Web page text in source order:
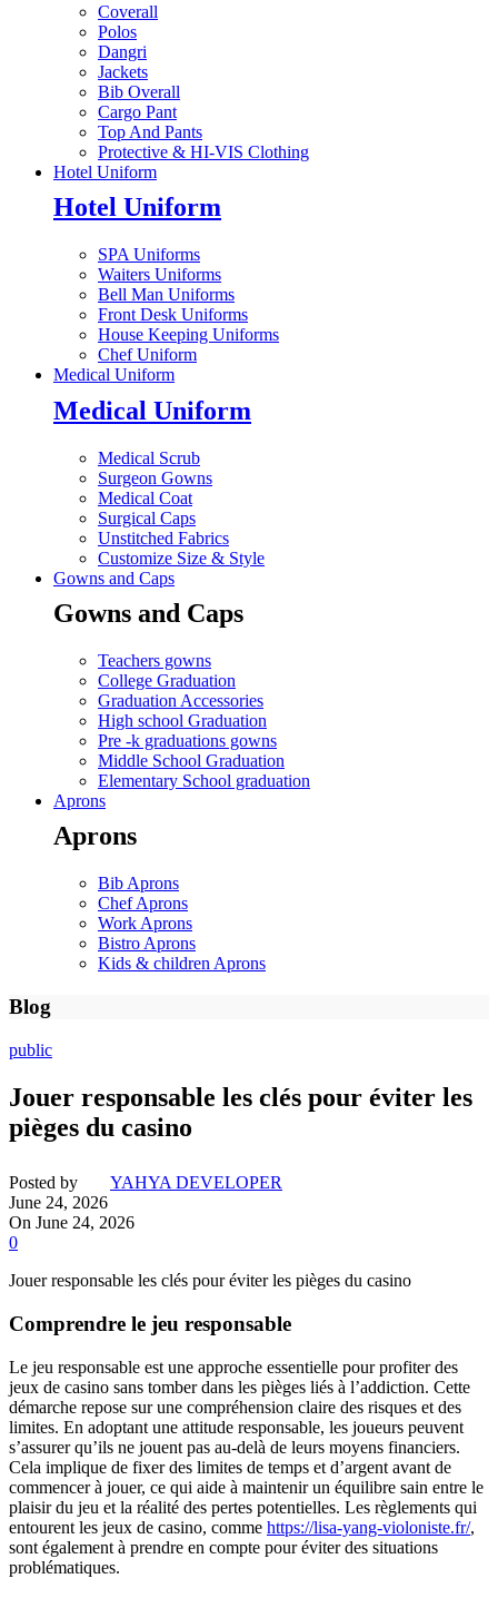
Coverall
Polos
Dangri
Jackets
Bib Overall
Cargo Pant
Top And Pants
Protective & HI-VIS Clothing
Hotel Uniform
Hotel Uniform
SPA Uniforms
Waiters Uniforms
Bell Man Uniforms
Front Desk Uniforms
House Keeping Uniforms
Chef Uniform
Medical Uniform
Medical Uniform
Medical Scrub
Surgeon Gowns
Medical Coat
Surgical Caps
Unstitched Fabrics
Customize Size & Style
Gowns and Caps
Gowns and Caps
Teachers gowns
College Graduation
Graduation Accessories
High school Graduation
Pre -k graduations gowns
Middle School Graduation
Elementary School graduation
Aprons
Aprons
Bib Aprons
Chef Aprons
Work Aprons
Bistro Aprons
Kids & children Aprons
Blog
public
Jouer responsable les clés pour éviter les
pièges du casino
Posted by
YAHYA DEVELOPER
June 24, 2026
On June 24, 2026
0
Jouer responsable les clés pour éviter les pièges du casino
Comprendre le jeu responsable
Le jeu responsable est une approche essentielle pour profiter des
jeux de casino sans tomber dans les pièges liés à l’addiction. Cette
démarche repose sur une compréhension claire des risques et des
limites. En adoptant une attitude responsable, les joueurs peuvent
s’assurer qu’ils ne jouent pas au-delà de leurs moyens financiers.
Cela implique de fixer des limites de temps et d’argent avant de
commencer à jouer, ce qui aide à maintenir un équilibre sain entre le
plaisir du jeu et la réalité des pertes potentielles. Les règlements qui
entourent les jeux de casino, comme https://lisa-yang-violoniste.fr/,
sont également à prendre en compte pour éviter des situations
problématiques.